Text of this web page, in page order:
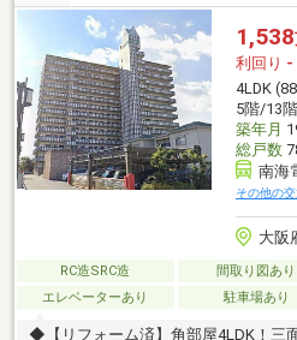
1,538
利回り -
4LDK
5階/13
築年月
総戸数
南海
その他の交
大阪
RC造SRC造 間取り図あり
エレベーターあり
駐車場あり
◆【リフォーム済】角部屋4LDK！三